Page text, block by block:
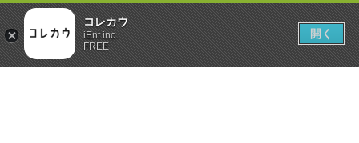
コレカウ
iEnt inc.
FREE
開く